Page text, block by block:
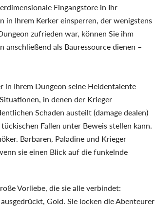
Eingangstore in Ihr
in Ihrem Kerker einsperren, der wenigstens
zufrieden war, können Sie ihm
anschließend als Bauressource dienen –
in Ihrem Dungeon seine Heldentalente
in denen der Krieger
Schaden austeilt (damage dealen)
Fallen unter Beweis stellen kann.
Barbaren, Paladine und Krieger
sie einen Blick auf die funkelnde
Vorliebe, die sie alle verbindet:
Gold. Sie locken die Abenteurer